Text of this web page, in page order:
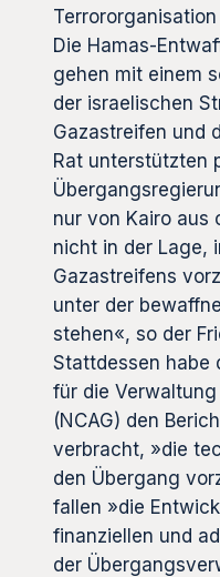
Die Hamas-
gehen mit einem
der israelischen
Gazastreifen und
Rat unterstützten
nur von Kairo aus
nicht in der Lage,
Gazastreifens
unter der
stehen«, so der
Stattdessen habe
für die
(NCAG) den
verbracht, »die
den Übergang
fallen »die
finanziellen und
der